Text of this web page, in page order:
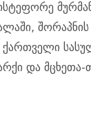
ქარ­თვე­ლი
და მცხე­თა-